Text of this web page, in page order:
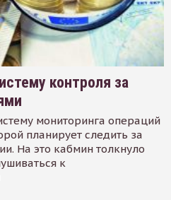
контроля за
мониторинга операций
планирует следить за
На это кабмин толкнуло
к